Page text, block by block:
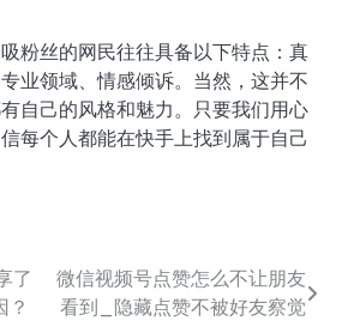
粉丝的网民往往具备以下特点：真
业领域、情感倾诉。当然，这并不
自己的风格和魅力。只要我们用心
每个人都能在快手上找到属于自己
了
？
微信视频号点赞怎么不让朋友
看到_隐藏点赞不被好友察觉